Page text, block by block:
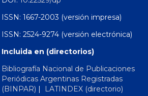
ISSN: 1667-2003 (versión impresa)
ISSN: 2524-9274 (versión electrónica)
Incluida en (directorios)
Bibliografía Nacional de Publicaciones
Periódicas Argentinas Registradas
(BINPAR) | LATINDEX (directorio)